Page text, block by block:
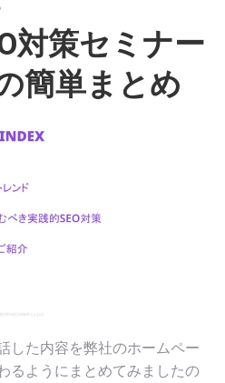
対策セミナー
簡単まとめ
した内容を弊社のホームペー
るようにまとめてみましたの